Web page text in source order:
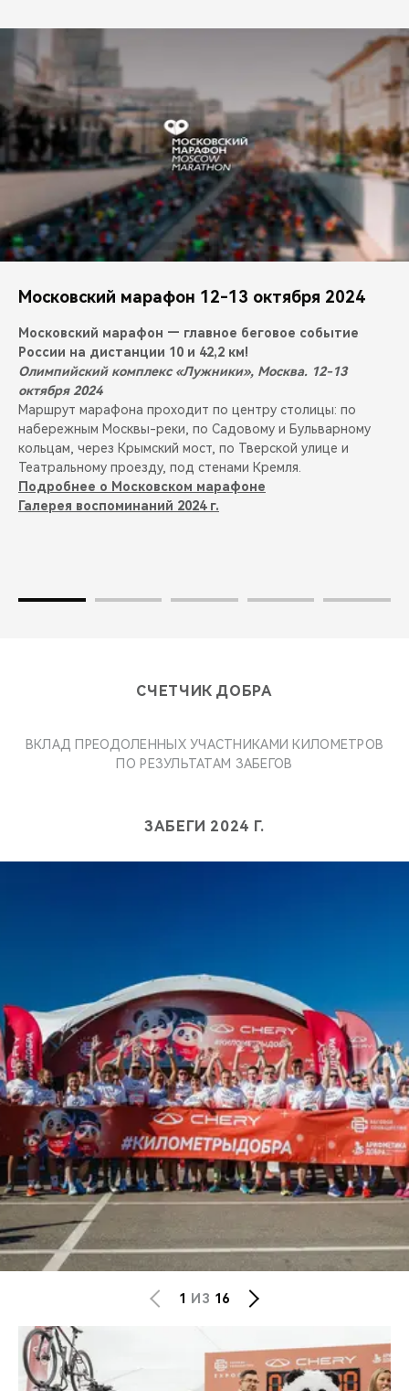
Московский марафон 12-13 октября 2024
Московский марафон — главное беговое событие
России на дистанции 10 и 42,2 км!
Олимпийский комплекс «Лужники», Москва. 12-13
октября 2024
Маршрут марафона проходит по центру столицы: по
набережным Москвы-реки, по Садовому и Бульварному
кольцам, через Крымский мост, по Тверской улице и
Театральному проезду, под стенами Кремля.
Подробнее о Московском марафоне
Галерея воспоминаний 2024 г.
СЧЕТЧИК ДОБРА
ВКЛАД ПРЕОДОЛЕННЫХ УЧАСТНИКАМИ КИЛОМЕТРОВ
ПО РЕЗУЛЬТАТАМ ЗАБЕГОВ
ЗАБЕГИ 2024 Г.
1 ИЗ 16